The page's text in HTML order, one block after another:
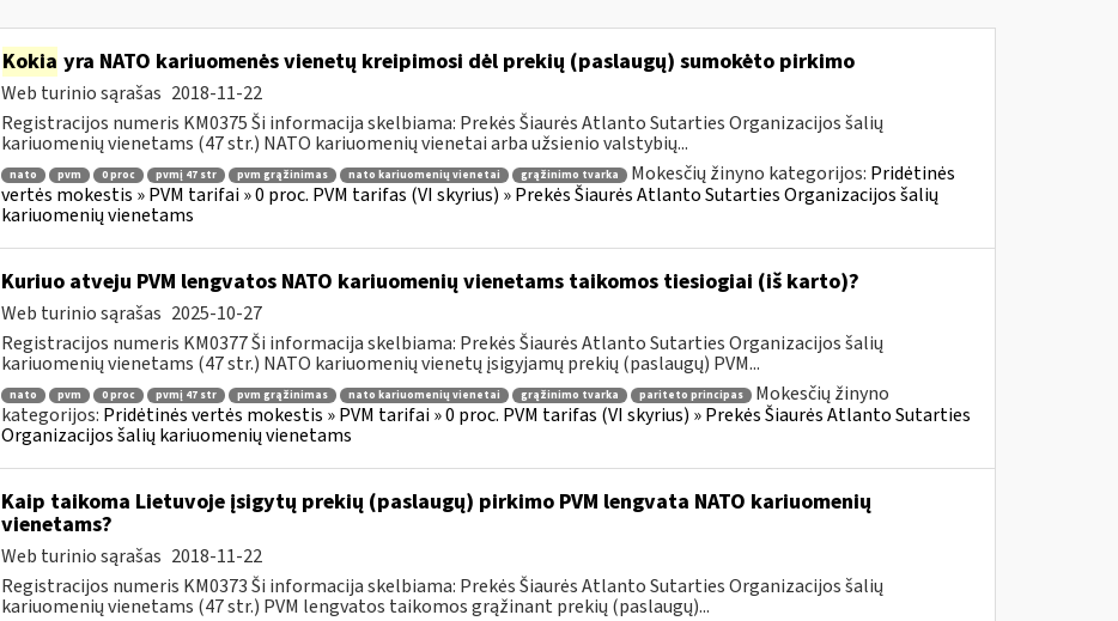
Kokia yra NATO kariuomenės vienetų kreipimosi dėl prekių (paslaugų) sumokėto pirkimo
Web turinio sąrašas 2018-11-22
Registracijos numeris KM0375 Ši informacija skelbiama: Prekės Šiaurės Atlanto Sutarties Organizacijos šalių
kariuomenių vienetams (47 str.) NATO kariuomenių vienetai arba užsienio valstybių...
nato pvm 0 proc pvmį 47 str pvm grąžinimas nato kariuomenių vienetai grąžinimo tvarka Mokesčių žinyno kategorijos: Pridėtinės
vertės mokestis » PVM tarifai » 0 proc. PVM tarifas (VI skyrius) » Prekės Šiaurės Atlanto Sutarties Organizacijos šalių
kariuomenių vienetams
Kuriuo atveju PVM lengvatos NATO kariuomenių vienetams taikomos tiesiogiai (iš karto)?
Web turinio sąrašas 2025-10-27
Registracijos numeris KM0377 Ši informacija skelbiama: Prekės Šiaurės Atlanto Sutarties Organizacijos šalių
kariuomenių vienetams (47 str.) NATO kariuomenių vienetų įsigyjamų prekių (paslaugų) PVM...
nato pvm 0 proc pvmį 47 str pvm grąžinimas nato kariuomenių vienetai grąžinimo tvarka pariteto principas
Mokesčių žinyno
kategorijos: Pridėtinės vertės mokestis » PVM tarifai » 0 proc. PVM tarifas (VI skyrius) » Prekės Šiaurės Atlanto Sutarties
Organizacijos šalių kariuomenių vienetams
Kaip taikoma Lietuvoje įsigytų prekių (paslaugų) pirkimo PVM lengvata NATO kariuomenių
vienetams?
Web turinio sąrašas 2018-11-22
Registracijos numeris KM0373 Ši informacija skelbiama: Prekės Šiaurės Atlanto Sutarties Organizacijos šalių
kariuomenių vienetams (47 str.) PVM lengvatos taikomos grąžinant prekių (paslaugų)...